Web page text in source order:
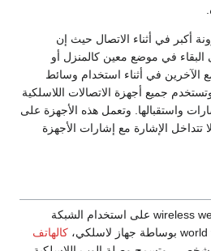
أكبر في أثناء الاتصال حيث إن
البقاء في موضع معين كالمنزل أو
الآخرين في أثناء استخدام وسائط
جميع أجهزة الاتصالات اللاسلكية
واستقبالها. وتعمل هذه الأجهزة على
تتداخل الإشارة مع إشارات الأجهزة
يطلق اسم الوب اللاسلكي wireless web على استخدام الشبكة
كالهاتف